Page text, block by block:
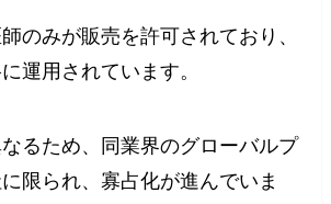
のみが販売を許可されており、
運用されています。
るため、同業界のグローバルプ
限られ、寡占化が進んでいま